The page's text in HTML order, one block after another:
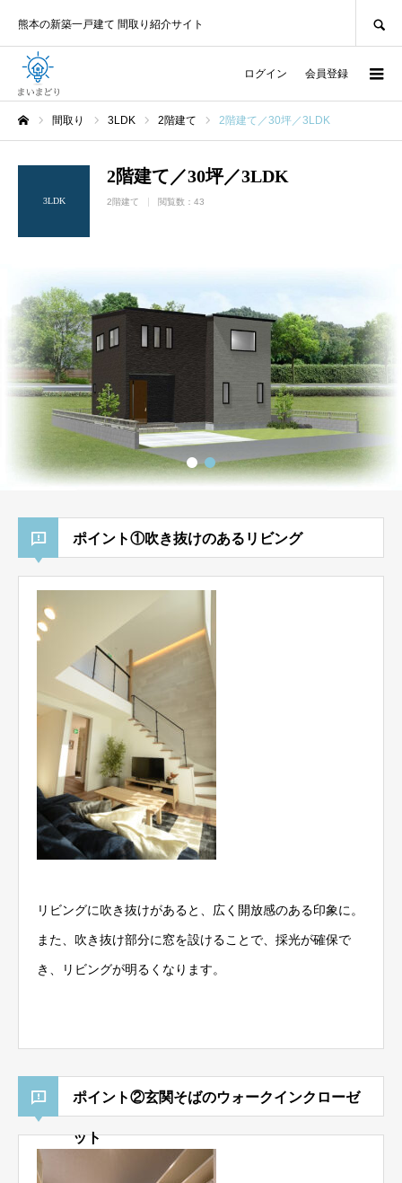
熊本の新築一戸建て 間取り紹介サイト
ログイン 会員登録
間取り 3LDK 2階建て 2階建て／30坪／3LDK
3LDK
2階建て／30坪／3LDK
2階建て 閲覧数：43
ポイント①吹き抜けのあるリビング
リビングに吹き抜けがあると、広く開放感のある印象に。
また、吹き抜け部分に窓を設けることで、採光が確保で
き、リビングが明るくなります。
ポイント②玄関そばのウォークインクローゼ
ット